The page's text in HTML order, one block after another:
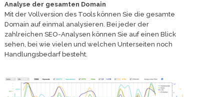
Analyse der gesamten Domain
Mit der Vollversion des Tools können Sie die gesamte
Domain auf einmal analysieren. Bei jeder der
zahlreichen SEO-Analysen können Sie auf einen Blick
sehen, bei wie vielen und welchen Unterseiten noch
Handlungsbedarf besteht.